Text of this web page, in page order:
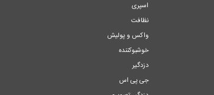
اسپری
نظافت
واکس و پولیش
خوشبوکننده
دزدگیر
جی پی اس